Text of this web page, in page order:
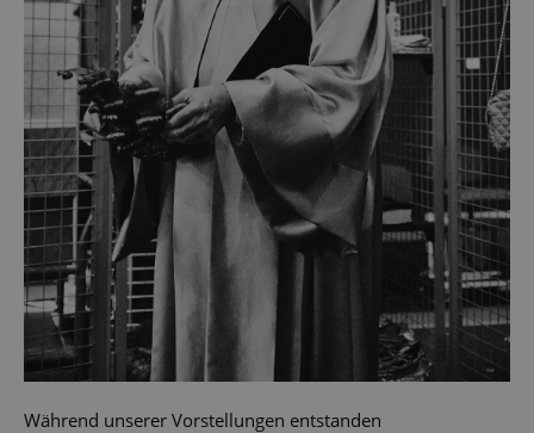
Während unserer Vorstellungen entstanden